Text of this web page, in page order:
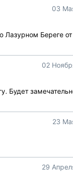
03
Лазурном Береге от
02
Будет
23
29